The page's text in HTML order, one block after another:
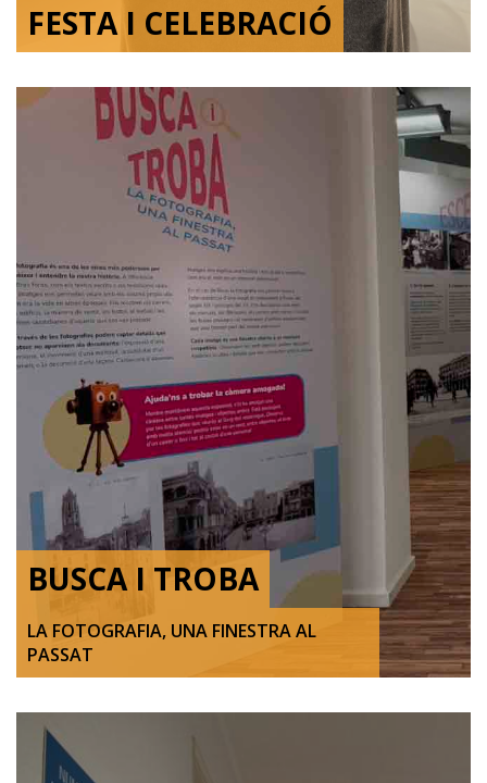
FESTA I CELEBRACIÓ
BUSCA I TROBA
LA FOTOGRAFIA, UNA FINESTRA AL
PASSAT